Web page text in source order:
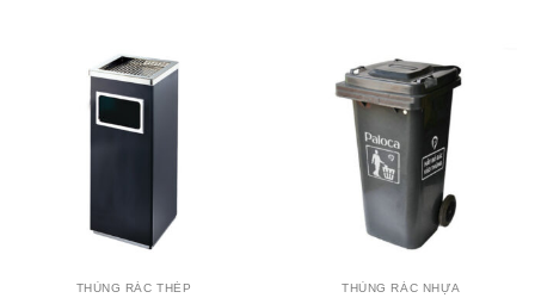
THÙNG RÁC THÉP THÙNG RÁC NHỰA